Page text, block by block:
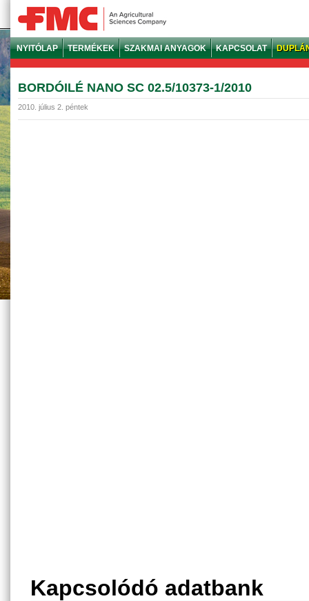
NYITÓLAP TERMÉKEK SZAKMAI ANYAGOK KAPCSOLAT
BORDÓILÉ NANO SC 02.5/10373-1/2010
2010. július 2. péntek
Kapcsolódó adatbank